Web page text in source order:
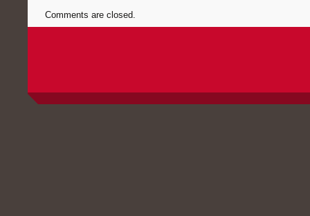
Comments are closed.